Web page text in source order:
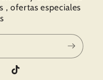
Os muestro fotos.
y hasta pronto.
, ofertas especiales
TikTok